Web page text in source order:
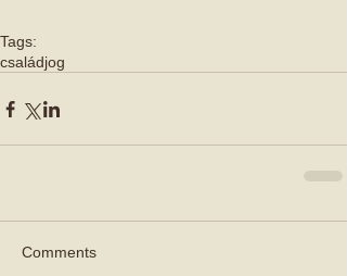
Tags:
családjog
Comments